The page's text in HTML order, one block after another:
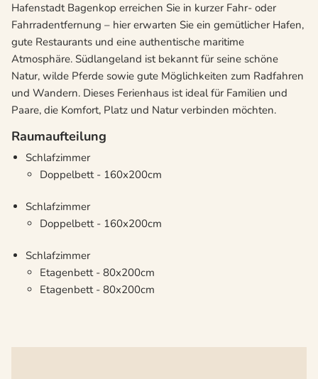
Hafenstadt Bagenkop erreichen Sie in kurzer Fahr- oder
Fahrradentfernung – hier erwarten Sie ein gemütlicher Hafen,
gute Restaurants und eine authentische maritime
Atmosphäre. Südlangeland ist bekannt für seine schöne
Natur, wilde Pferde sowie gute Möglichkeiten zum Radfahren
und Wandern. Dieses Ferienhaus ist ideal für Familien und
Paare, die Komfort, Platz und Natur verbinden möchten.
Raumaufteilung
Schlafzimmer
Doppelbett - 160x200cm
Schlafzimmer
Doppelbett - 160x200cm
Schlafzimmer
Etagenbett - 80x200cm
Etagenbett - 80x200cm